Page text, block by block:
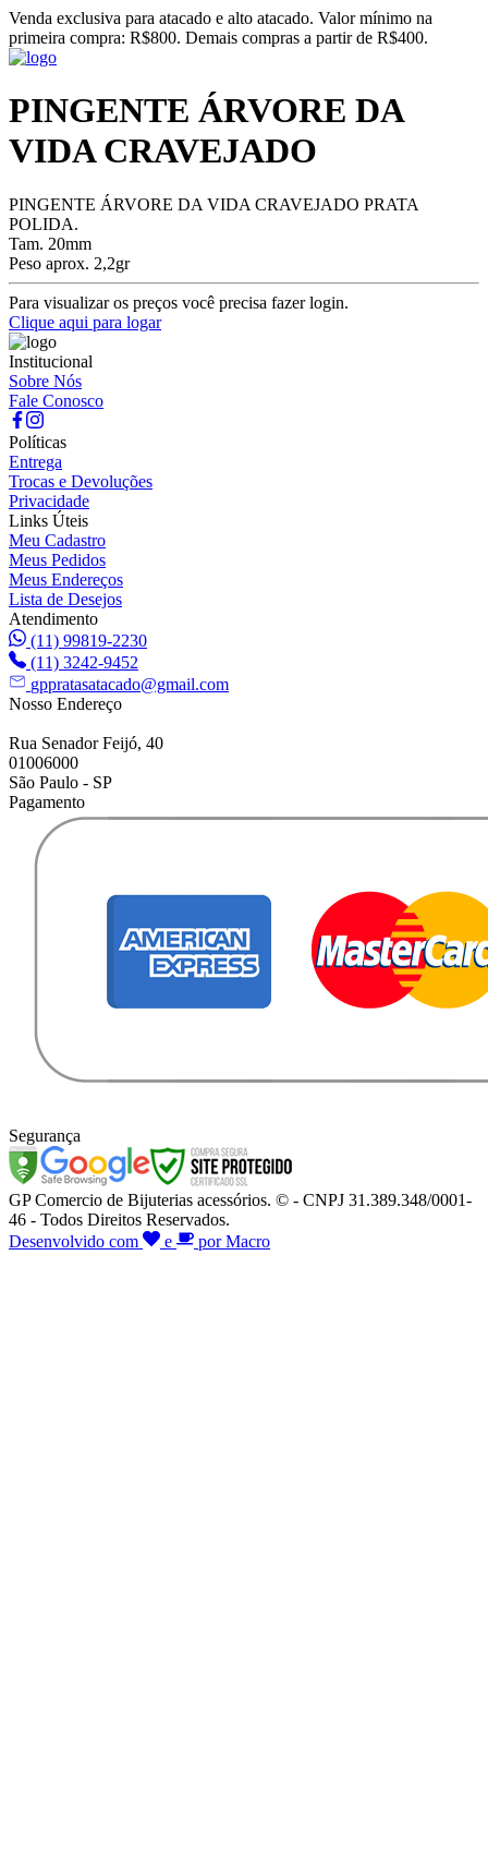
Venda exclusiva para atacado e alto atacado. Valor mínimo na
primeira compra: R$800. Demais compras a partir de R$400.
PINGENTE ÁRVORE DA
VIDA CRAVEJADO
PINGENTE ÁRVORE DA VIDA CRAVEJADO PRATA
POLIDA.
Tam. 20mm
Peso aprox. 2,2gr
Para visualizar os preços você precisa fazer login.
Clique aqui para logar
Institucional
Sobre Nós
Fale Conosco
Políticas
Entrega
Trocas e Devoluções
Privacidade
Links Úteis
Meu Cadastro
Meus Pedidos
Meus Endereços
Lista de Desejos
Atendimento
(11) 99819-2230
(11) 3242-9452
gppratasatacado@gmail.com
Nosso Endereço
Rua Senador Feijó, 40
01006000
São Paulo - SP
Pagamento
Segurança
GP Comercio de Bijuterias acessórios. © - CNPJ 31.389.348/0001-
46 - Todos Direitos Reservados.
Desenvolvido com
e por Macro